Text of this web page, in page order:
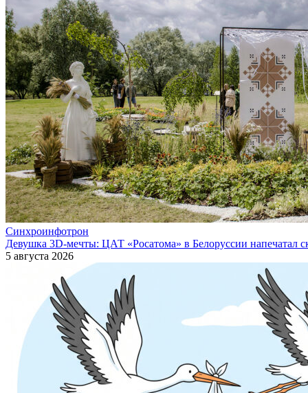
Синхроинфотрон
Девушка 3D-мечты: ЦАТ «Росатома» в Белоруссии напечатал
5 августа 2026